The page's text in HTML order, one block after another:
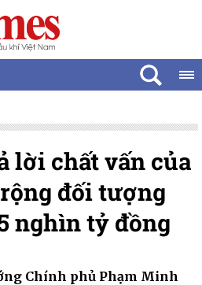
lời chất vấn của
đối tượng
nghìn tỷ đồng
Chính phủ Phạm Minh